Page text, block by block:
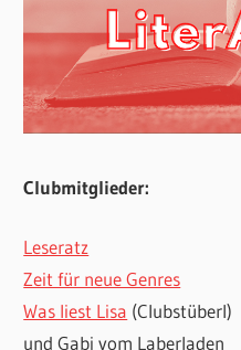
Clubmitglieder:
Leseratz
Zeit für neue Genres
Was liest Lisa (Clubstüberl)
und Gabi vom Laberladen